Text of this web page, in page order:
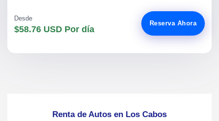
Desde
$58.76 USD Por día
Reserva Ahora
Renta de Autos en Los Cabos